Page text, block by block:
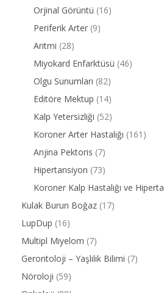
Orjinal Görüntü (16)
Periferik Arter (9)
Aritmi (28)
Miyokard Enfarktüsü (46)
Olgu Sunumları (82)
Editöre Mektup (14)
Kalp Yetersizliği (52)
Koroner Arter Hastalığı (161)
Anjina Pektoris (7)
Hipertansiyon (73)
Koroner Kalp Hastalığı ve
Kulak Burun Boğaz (17)
LupDup (16)
Multipl Miyelom (7)
Gerontoloji – Yaşlılık Bilimi (7)
Nöroloji (59)